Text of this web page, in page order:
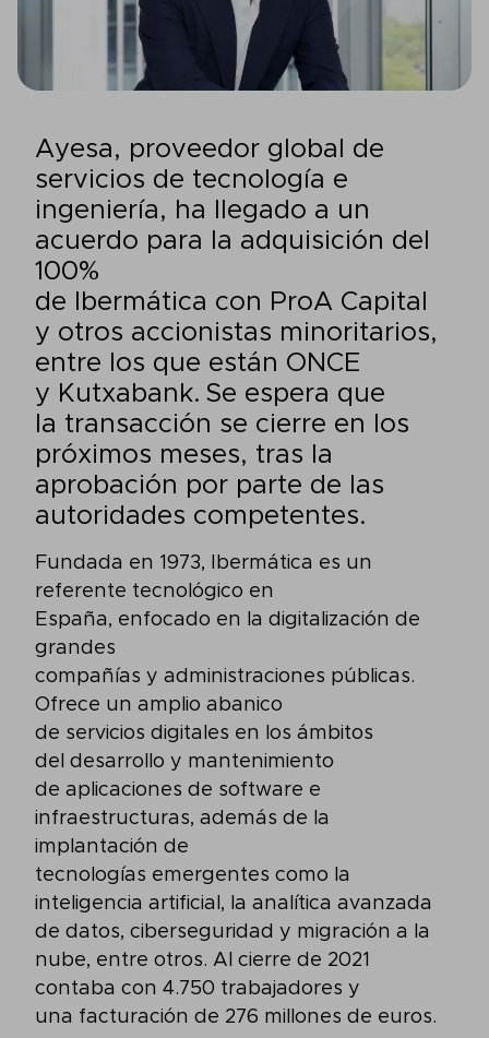
Ayesa, proveedor global de
servicios de tecnología e
ingeniería, ha llegado a un
acuerdo para la adquisición del
100%
de Ibermática con ProA Capital
y otros accionistas minoritarios,
entre los que están ONCE
y Kutxabank. Se espera que
la transacción se cierre en los
próximos meses, tras la
aprobación por parte de las
autoridades competentes.
Fundada en 1973, Ibermática es un
referente tecnológico en
España, enfocado en la digitalización de
grandes
compañías y administraciones públicas.
Ofrece un amplio abanico
de servicios digitales en los ámbitos
del desarrollo y mantenimiento
de aplicaciones de software e
infraestructuras, además de la
implantación de
tecnologías emergentes como la
inteligencia artificial, la analítica avanzada
de datos, ciberseguridad y migración a la
nube, entre otros. Al cierre de 2021
contaba con 4.750 trabajadores y
una facturación de 276 millones de euros.